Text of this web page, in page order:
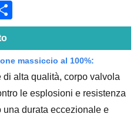
massiccio al 100%:
di alta qualità, corpo valvola
le esplosioni e resistenza
durata eccezionale e